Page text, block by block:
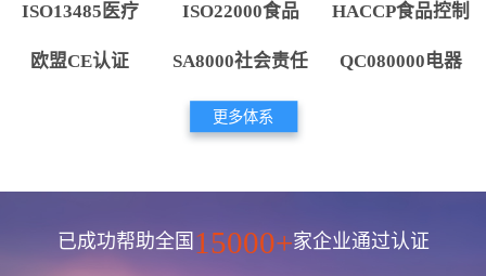
ISO13485医疗 ISO22000食品 HACCP食品控制
欧盟CE认证 SA8000社会责任 QC080000电器
更多体系
已成功帮助全国 15000+家企业通过认证